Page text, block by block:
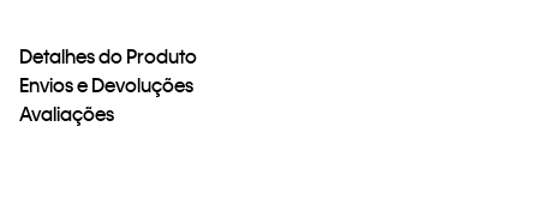
Detalhes do Produto
Envios e Devoluções
Avaliações